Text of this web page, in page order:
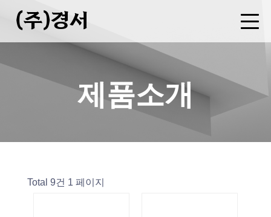
제품소개
(주)경서
회사소개
CEO 인사말
기업현황
연혁
오시는길
사업분야
병원복 제조
세탁물 용역
폐기물 중간처분업(소각)
수집운반업
증기(스팀)판매업
제품소개
FAQ
Total 9건 1 페이지